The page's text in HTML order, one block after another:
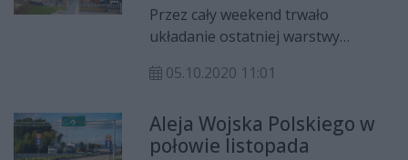
Przez cały weekend trwało
układanie ostatniej warstwy
Wojska Polskiego.
05.10.2020 11:01
Aleja Wojska Polskiego w
połowie listopada